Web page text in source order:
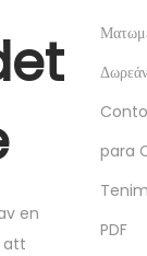
en
att
para
PDF